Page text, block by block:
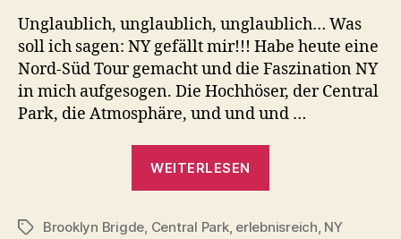
Unglaublich, unglaublich, unglaublich… Was
soll ich sagen: NY gefällt mir!!! Habe heute eine
Nord-Süd Tour gemacht und die Faszination NY
in mich aufgesogen. Die Hochhöser, der Central
Park, die Atmosphäre, und und und …
WEITERLESEN
Schlagwörter
Brooklyn Brigde, Central Park, erlebnisreich, NY